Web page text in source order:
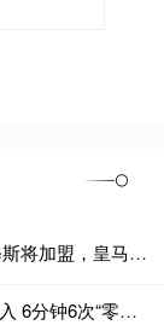
炒股配资服务 阿斯：阿森纳更衣室确信维尼修斯将加盟，皇马不会满足其薪资要求
炒股配资股票 女子连拿6次海鲜不付款 警方介入 6分钟6次“零元购”